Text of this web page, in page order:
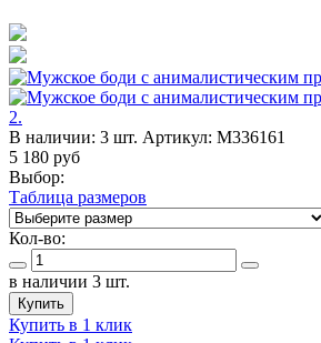
В наличии: 3 шт. Артикул: M336161
5 180 руб
Выбор:
Таблица размеров
Кол-во:
в наличии 3 шт.
Купить
Купить в 1 клик